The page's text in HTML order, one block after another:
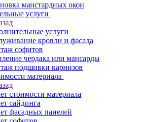
манстардных окон
услуги
услуги
кровли и фасада
софитов
чердака или мансарды
подшивки карнизов
материала
стоимости материала
сайдинга
фасадных панелей